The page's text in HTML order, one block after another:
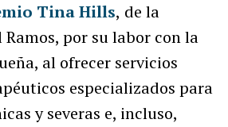
Tina Hills, de la
por su labor con la
al ofrecer servicios
especializados para
y severas e, incluso,